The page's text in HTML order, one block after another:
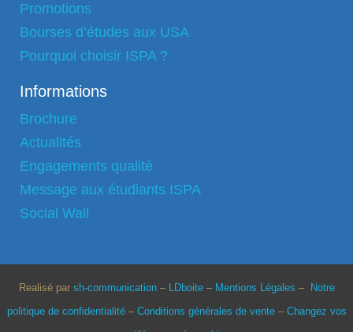
Promotions
Bourses d’études aux USA
Pourquoi choisir ISPA ?
Informations
Brochure
Actualités
Engagements qualité
Message aux étudiants ISPA
Social Wall
Realisé par sh-communication– LDboite– Mentions Légales –
Notre
politique de confidentialité– Conditions générales de vente– Changez vos